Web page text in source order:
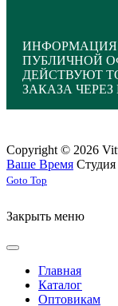
ИНФОРМАЦИЯ
ПУБЛИЧНОЙ
ДЕЙСТВУЮТ
ЗАКАЗА
Copyright © 2026
Ваше Время Студия
Joomla! 3 Templates
Goto Top
Закрыть меню
Главная
Каталог
Оптовикам